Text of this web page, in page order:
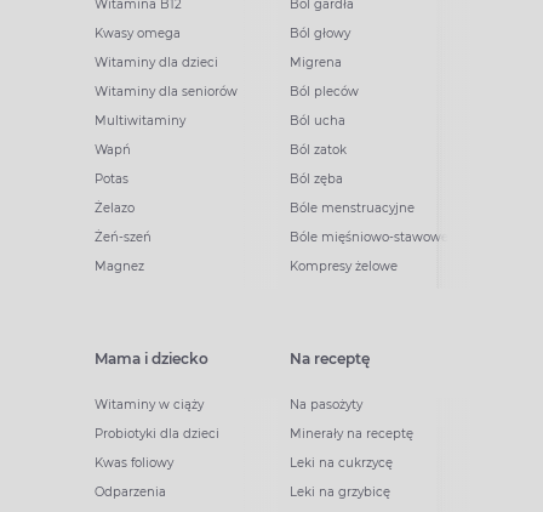
Witamina B12
Kwasy omega
Witaminy dla dzieci
Witaminy dla seniorów
Multiwitaminy
Wapń
Potas
Żelazo
Żeń-szeń
Magnez
Ból gardła
Ból głowy
Migrena
Ból pleców
Ból ucha
Ból zatok
Ból zęba
Bóle menstruacyjne
Bóle mięśniowo-stawowe
Kompresy żelowe
Mama i dziecko
Witaminy w ciąży
Probiotyki dla dzieci
Kwas foliowy
Odparzenia
Na receptę
Na pasożyty
Minerały na receptę
Leki na cukrzycę
Leki na grzybicę